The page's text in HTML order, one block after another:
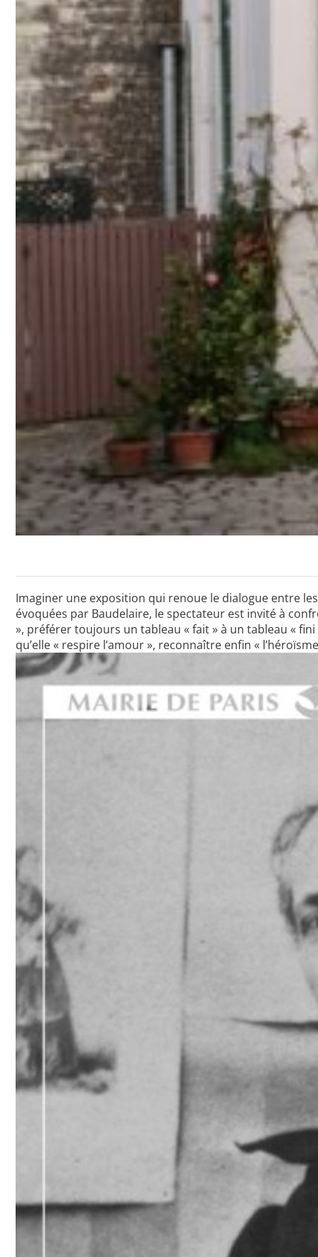
Imaginer une exposition qui renoue le dialogue entre
évoquées par Baudelaire, le spectateur est invité à
», préférer toujours un tableau « fait » à un tableau «
qu’elle « respire l’amour », reconnaître enfin «